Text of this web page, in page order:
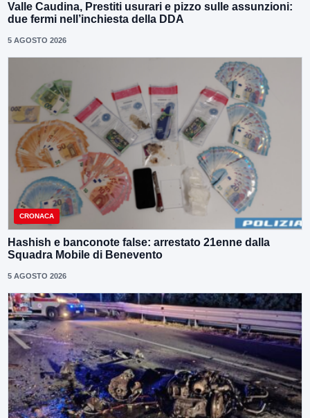
Valle Caudina, Prestiti usurari e pizzo sulle assunzioni:
due fermi nell’inchiesta della DDA
5 AGOSTO 2026
CRONACA
Hashish e banconote false: arrestato 21enne dalla
Squadra Mobile di Benevento
5 AGOSTO 2026